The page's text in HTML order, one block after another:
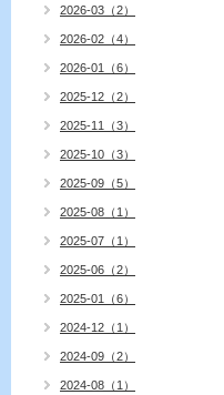
2026-03（2）
2026-02（4）
2026-01（6）
2025-12（2）
2025-11（3）
2025-10（3）
2025-09（5）
2025-08（1）
2025-07（1）
2025-06（2）
2025-01（6）
2024-12（1）
2024-09（2）
2024-08（1）